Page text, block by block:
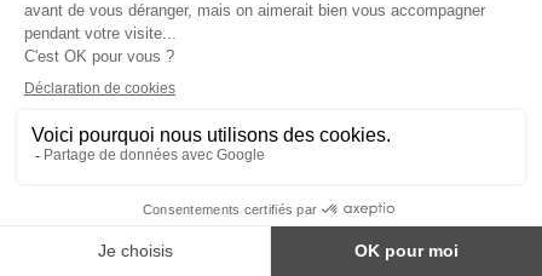
© 2024 Oenobiol Paris
POUR VOTRE SANTÉ, MANGEZ AU MOINS CINQ FRUITS ET LÉGUMES PAR JOUR -
Les complément alimentaires doivent être utilisés dans le cadre d'un mode de vie sain et
ne pas être utilisés comme substituts d'un régimes alimentaire varié et équilibré.